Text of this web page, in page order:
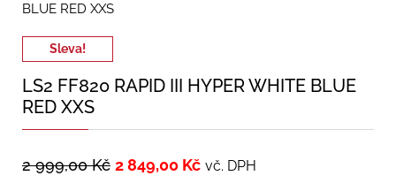
BLUE RED XXS
Sleva!
LS2 FF820 RAPID III HYPER WHITE BLUE
RED XXS
2 999,00Kč 2 849,00 Kč vč. DPH